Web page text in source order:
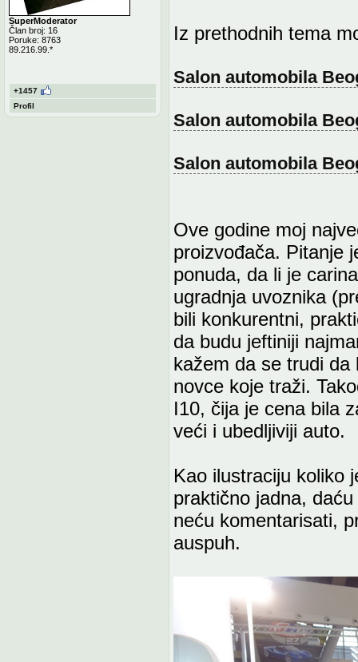
SuperModerator
Član broj: 16
Poruke: 8763
89.216.99.*
+1457
Profil
Iz prethodnih tema
Salon automobila
Salon automobila
Salon automobila
Ove godine moj
proizvođača. Pitanje
ponuda, da li je
ugradnja uvoznika
bili konkurentni,
da budu jeftiniji
kažem da se trudi da
novce koje traži.
I10, čija je cena bila
veći i ubedljiviji auto.
Kao ilustraciju koliko
praktično jadna,
neću komentarisati,
auspuh.